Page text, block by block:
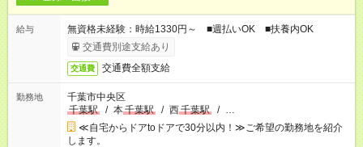
給与
無資格未経験：時給1330円～ ■週払いOK ■扶養内OK
交通費別途支給あり
交通費 交通費全額支給
勤務地
千葉市中央区
千葉駅
/ 本千葉駅 / 西千葉駅 / …
≪自宅からドアtoドアで30分以内！≫ご希望の勤務地を紹介
します。